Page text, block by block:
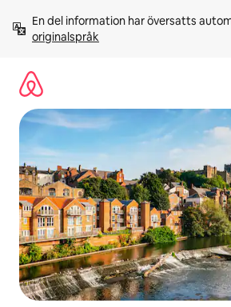
innehåll
En del information har översatts
originalspråk